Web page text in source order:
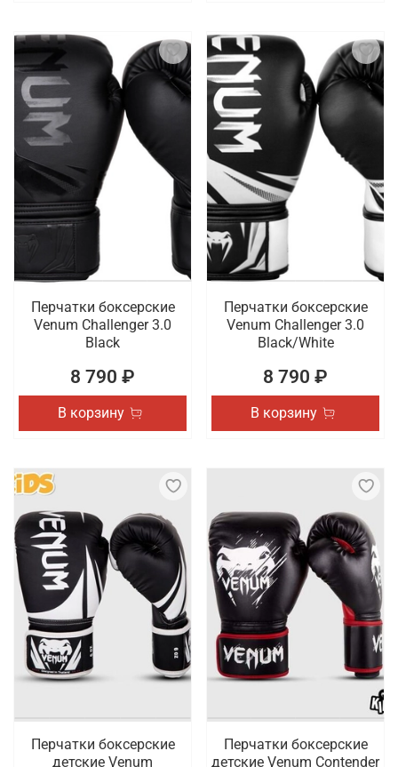
Перчатки боксерские
Venum Challenger 3.0
Black
8 790 ₽
В корзину
Перчатки боксерские
Venum Challenger 3.0
Black/White
8 790 ₽
В корзину
Перчатки боксерские
детские Venum
Перчатки боксерские
детские Venum Contender